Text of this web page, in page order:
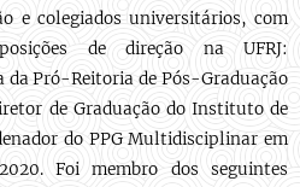
e colegiados universitários, com
de direção na UFRJ:
da Pró-Reitoria de Pós-Graduação
de Graduação do Instituto de
do PPG Multidisciplinar em
Foi membro dos seguintes